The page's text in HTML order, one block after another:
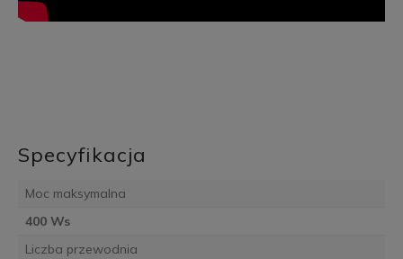
Specyfikacja
Moc maksymalna
400 Ws
Liczba przewodnia